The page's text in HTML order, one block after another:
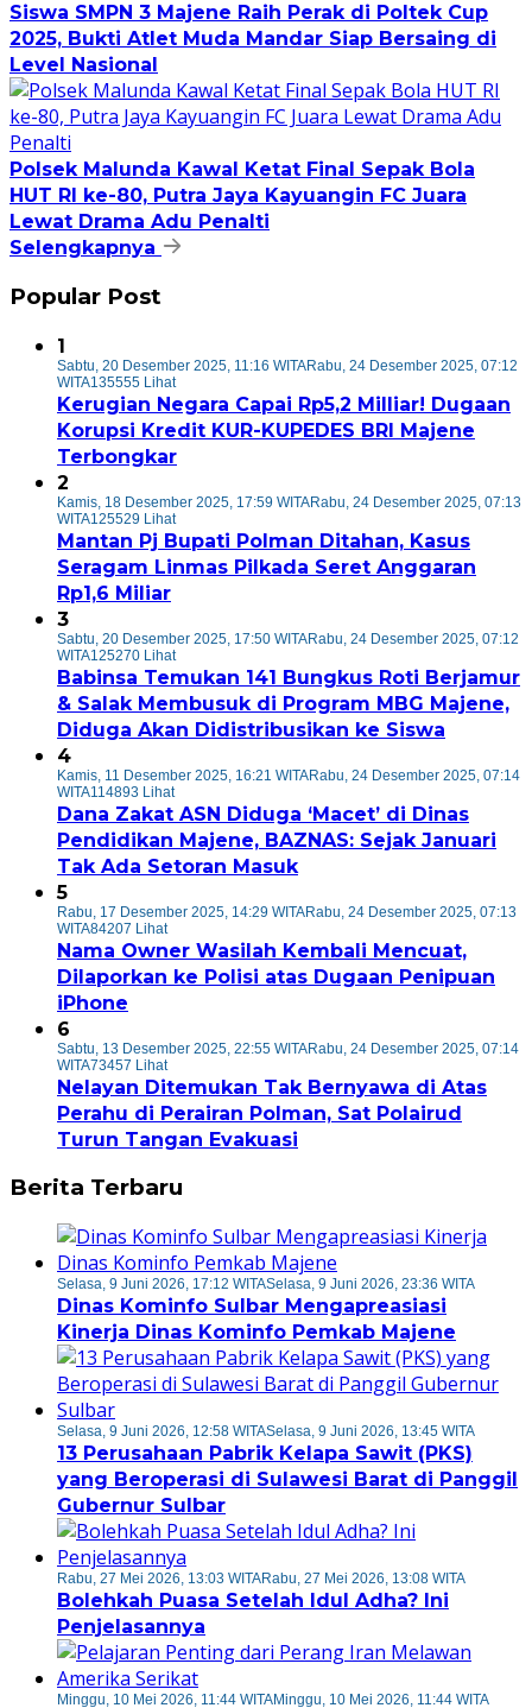
Siswa SMPN 3 Majene Raih Perak di Poltek Cup
2025, Bukti Atlet Muda Mandar Siap Bersaing di
Level Nasional
Polsek Malunda Kawal Ketat Final Sepak Bola
HUT RI ke-80, Putra Jaya Kayuangin FC Juara
Lewat Drama Adu Penalti
Selengkapnya
Popular Post
1
Sabtu, 20 Desember 2025, 11:16 WITARabu, 24 Desember 2025, 07:12
WITA135555 Lihat
Kerugian Negara Capai Rp5,2 Milliar! Dugaan
Korupsi Kredit KUR-KUPEDES BRI Majene
Terbongkar
2
Kamis, 18 Desember 2025, 17:59 WITARabu, 24 Desember 2025, 07:13
WITA125529 Lihat
Mantan Pj Bupati Polman Ditahan, Kasus
Seragam Linmas Pilkada Seret Anggaran
Rp1,6 Miliar
3
Sabtu, 20 Desember 2025, 17:50 WITARabu, 24 Desember 2025, 07:12
WITA125270 Lihat
Babinsa Temukan 141 Bungkus Roti Berjamur
& Salak Membusuk di Program MBG Majene,
Diduga Akan Didistribusikan ke Siswa
4
Kamis, 11 Desember 2025, 16:21 WITARabu, 24 Desember 2025, 07:14
WITA114893 Lihat
Dana Zakat ASN Diduga ‘Macet’ di Dinas
Pendidikan Majene, BAZNAS: Sejak Januari
Tak Ada Setoran Masuk
5
Rabu, 17 Desember 2025, 14:29 WITARabu, 24 Desember 2025, 07:13
WITA84207 Lihat
Nama Owner Wasilah Kembali Mencuat,
Dilaporkan ke Polisi atas Dugaan Penipuan
iPhone
6
Sabtu, 13 Desember 2025, 22:55 WITARabu, 24 Desember 2025, 07:14
WITA73457 Lihat
Nelayan Ditemukan Tak Bernyawa di Atas
Perahu di Perairan Polman, Sat Polairud
Turun Tangan Evakuasi
Berita Terbaru
Selasa, 9 Juni 2026, 17:12 WITASelasa, 9 Juni 2026, 23:36 WITA
Dinas Kominfo Sulbar Mengapreasiasi
Kinerja Dinas Kominfo Pemkab Majene
Selasa, 9 Juni 2026, 12:58 WITASelasa, 9 Juni 2026, 13:45 WITA
13 Perusahaan Pabrik Kelapa Sawit (PKS)
yang Beroperasi di Sulawesi Barat di Panggil
Gubernur Sulbar
Rabu, 27 Mei 2026, 13:03 WITARabu, 27 Mei 2026, 13:08 WITA
Bolehkah Puasa Setelah Idul Adha? Ini
Penjelasannya
Minggu, 10 Mei 2026, 11:44 WITAMinggu, 10 Mei 2026, 11:44 WITA